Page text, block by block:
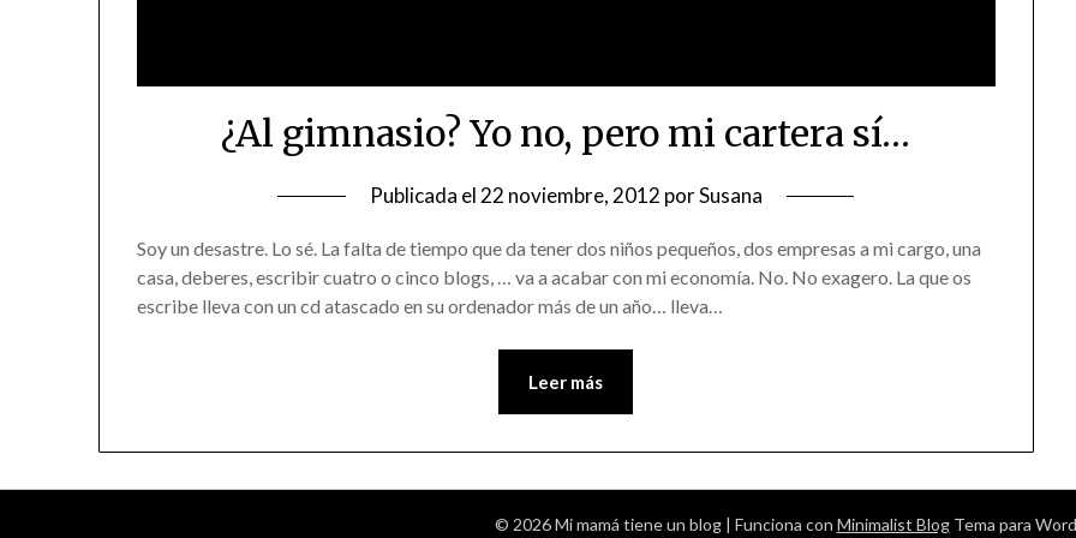
¿Al gimnasio? Yo no, pero mi cartera sí…
Publicada el 22 noviembre, 2012 porSusana
Soy un desastre. Lo sé. La falta de tiempo que da tener dos niños pequeños, dos empresas a mi cargo, una
casa, deberes, escribir cuatro o cinco blogs, … va a acabar con mi economía. No. No exagero. La que os
escribe lleva con un cd atascado en su ordenador más de un año… lleva…
Leer más
© 2026 Mi mamá tiene un blog | Funciona con Minimalist BlogTema para